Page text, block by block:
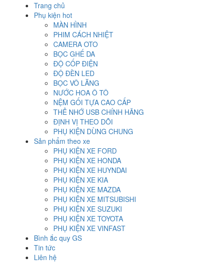
Trang chủ
Phụ kiện hot
MÀN HÌNH
PHIM CÁCH NHIỆT
CAMERA OTO
BỌC GHẾ DA
ĐỘ CỐP ĐIỆN
ĐỘ ĐÈN LED
BỌC VÔ LĂNG
NƯỚC HOA Ô TÔ
NỆM GỐI TỰA CAO CẤP
THẺ NHỚ USB CHÍNH HÃNG
ĐỊNH VỊ THEO DÕI
PHỤ KIỆN DÙNG CHUNG
Sản phẩm theo xe
PHỤ KIỆN XE FORD
PHỤ KIỆN XE HONDA
PHỤ KIỆN XE HUYNDAI
PHỤ KIỆN XE KIA
PHỤ KIỆN XE MAZDA
PHỤ KIỆN XE MITSUBISHI
PHỤ KIỆN XE SUZUKI
PHỤ KIỆN XE TOYOTA
PHỤ KIỆN XE VINFAST
Bình ắc quy GS
Tin tức
Liên hệ